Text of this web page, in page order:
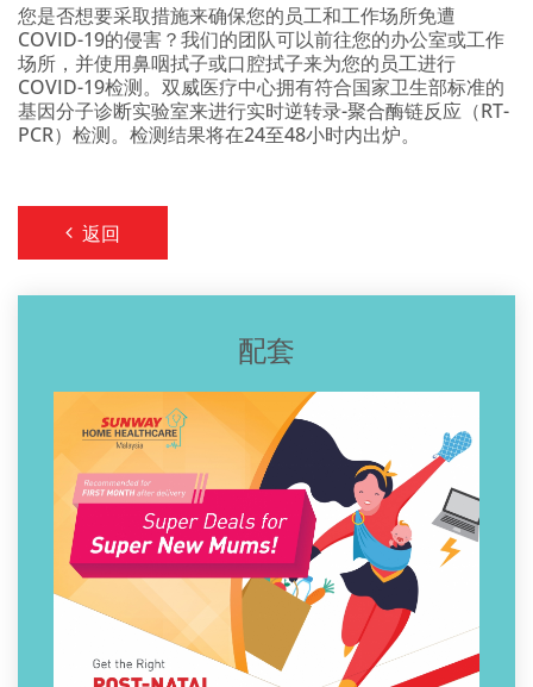
您是否想要采取措施来确保您的员工和工作场所免遭
COVID-19的侵害？我们的团队可以前往您的办公室或工作
场所，并使用鼻咽拭子或口腔拭子来为您的员工进行
COVID-19检测。双威医疗中心拥有符合国家卫生部标准的
基因分子诊断实验室来进行实时逆转录-聚合酶链反应（RT-
PCR）检测。检测结果将在24至48小时内出炉。
返回
配套